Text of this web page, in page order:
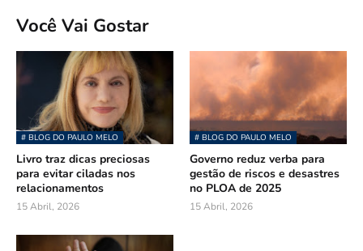
Você Vai Gostar
# BLOG DO PAULO MELO
Livro traz dicas preciosas
para evitar ciladas nos
relacionamentos
15 Abril, 2026
# BLOG DO PAULO MELO
Governo reduz verba para
gestão de riscos e desastres
no PLOA de 2025
15 Abril, 2026